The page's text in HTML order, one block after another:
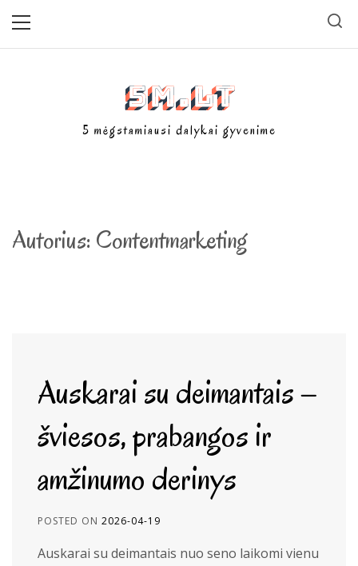
5m.lt
5 mėgstamiausi dalykai gyvenime
Autorius: Contentmarketing
Auskarai su deimantais –
šviesos, prabangos ir
amžinumo derinys
POSTED ON 2026-04-19
Auskarai su deimantais nuo seno laikomi vienu